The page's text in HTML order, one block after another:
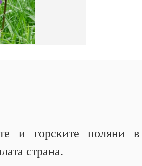
и горските поляни
страна.